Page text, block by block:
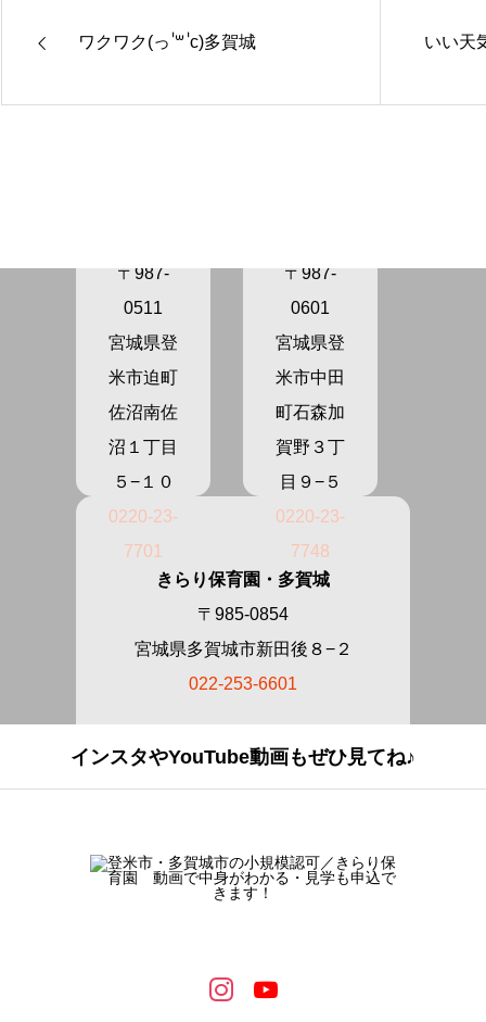
ワクワク(っ ॑꒳ ॑c)多賀城 いい天
〒987-
0511
宮城県登
米市迫町
佐沼南佐
沼１丁目
５−１０
0220-23-
7701
〒987-
0601
宮城県登
米市中田
町石森加
賀野３丁
目９−５
0220-23-
7748
きらり保育園・多賀城
〒985-0854
宮城県多賀城市新田後８−２
022-253-6601
インスタやYouTube動画もぜひ見てね♪